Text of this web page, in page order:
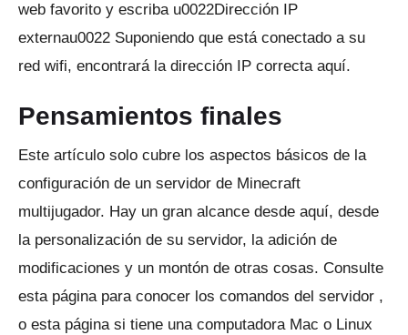
web favorito y escriba u0022Dirección IP
externau0022 Suponiendo que está conectado a su
red wifi, encontrará la dirección IP correcta aquí.
Pensamientos finales
Este artículo solo cubre los aspectos básicos de la
configuración de un servidor de Minecraft
multijugador. Hay un gran alcance desde aquí, desde
la personalización de su servidor, la adición de
modificaciones y un montón de otras cosas. Consulte
esta página para conocer los comandos del servidor ,
o esta página si tiene una computadora Mac o Linux